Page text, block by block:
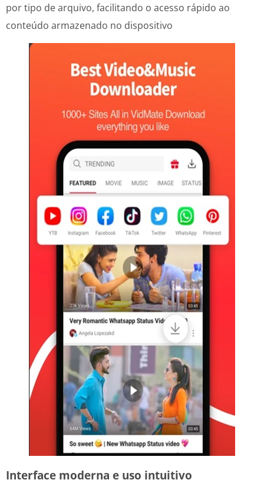
por tipo de arquivo, facilitando o acesso rápido ao
conteúdo armazenado no dispositivo
Interface moderna e uso intuitivo